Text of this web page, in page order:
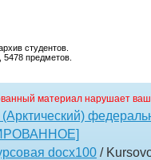
студентов.
5478 предметов.
материал нарушает
docx100 /